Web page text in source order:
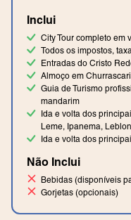
Inclui
City Tour completo em
Todos os impostos,
Entradas do Cristo
Almoço em
Guia de Turismo
mandarim
Ida e volta dos
Leme, Ipanema,
Ida e volta dos
Não Inclui
Bebidas (disponíveis
Gorjetas (opcionais)